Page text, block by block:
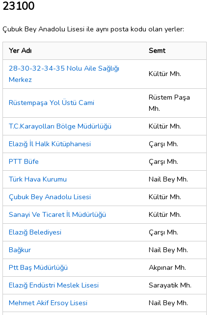
23100
Çubuk Bey Anadolu Lisesi ile aynı posta kodu olan yerler:
Yer Adı
Semt
28-30-32-34-35 Nolu Aile Sağlığı
Merkez
Kültür Mh.
Rüstempaşa Yol Üstü Cami
Rüstem Paşa
Mh.
T.C.Karayolları Bölge Müdürlüğü
Kültür Mh.
Elazığ İl Halk Kütüphanesi
Çarşı Mh.
PTT Büfe
Çarşı Mh.
Türk Hava Kurumu
Nail Bey Mh.
Çubuk Bey Anadolu Lisesi
Kültür Mh.
Sanayi Ve Ticaret İl Müdürlüğü
Kültür Mh.
Elazığ Belediyesi
Çarşı Mh.
Bağkur
Nail Bey Mh.
Ptt Baş Müdürlüğü
Akpınar Mh.
Elazığ Endüstri Meslek Lisesi
Sarayatik Mh.
Mehmet Akif Ersoy Lisesi
Nail Bey Mh.